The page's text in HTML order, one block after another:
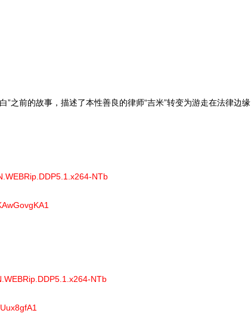
前的故事，描述了本性善良的律师“吉米”转变为游走在法律边缘
NTb
NTb